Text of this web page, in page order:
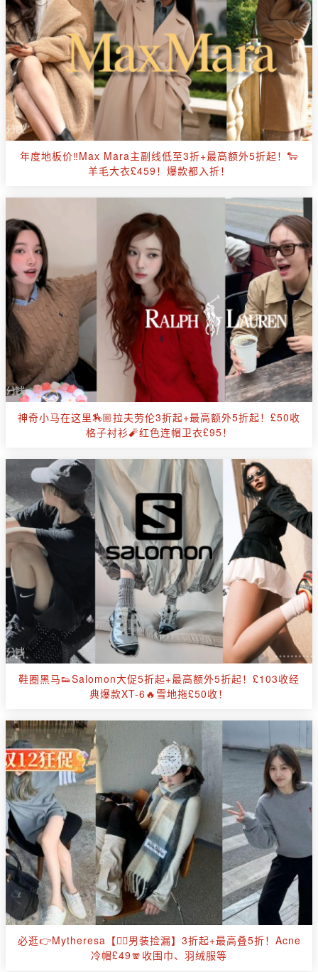
年度地板价‼Max Mara主副线低至3折+最高额外5折起！🐑
羊毛大衣£459！爆款都入折！
神奇小马在这里🏇🏼拉夫劳伦3折起+最高额外5折起！£50收
格子衬衫🧨红色连帽卫衣£95！
鞋圈黑马👟Salomon大促5折起+最高额外5折起！£103收经
典爆款XT-6🔥雪地拖£50收！
必逛👉Mytheresa【🚶‍♂️男装捡漏】3折起+最高叠5折！Acne
冷帽£49🧣收围巾、羽绒服等